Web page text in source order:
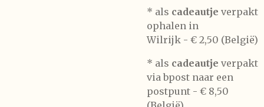
* als cadeautje verpakt
ophalen in
Wilrijk - € 2,50 (België)
* als cadeautje verpakt
via bpost naar een
postpunt - € 8,50